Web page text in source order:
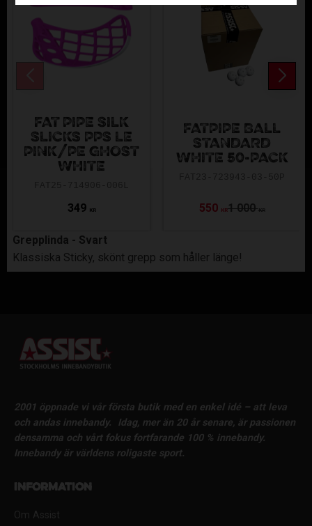
FAT PIPE SILK
SLICKS PPS LE
PINK/PE GHOST
WHITE
349 KR
FATPIPE BALL
STANDARD
WHITE 50-PACK
550 KR1 000 KR
Grepplinda - Svart
Klassiska Sticky, skönt grepp som håller länge!
2001 öppnade vi vår första butik med en enkel idé – att leva
och andas innebandy.
Idag, mer än 20 år senare, är passionen
densamma och vårt fokus fortfarande 100 % innebandy.
Innebandy är världens roligaste sport.
Information
Om Assist